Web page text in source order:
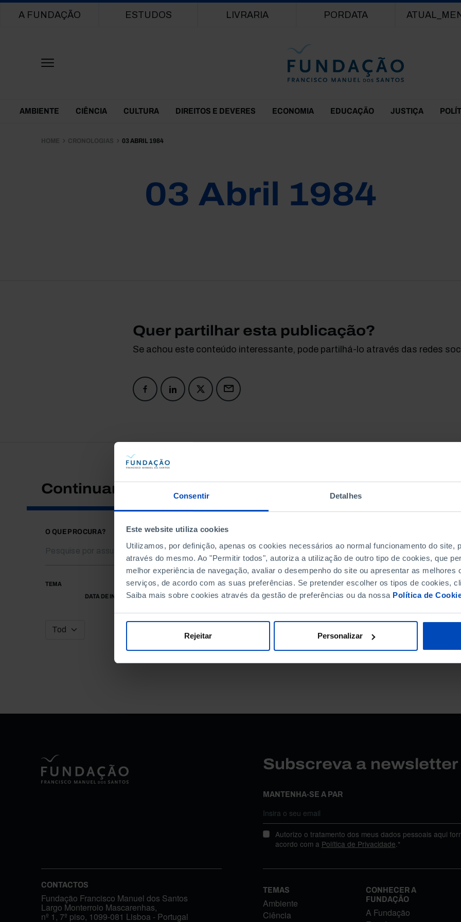
Consentir Detalhes
Este website utiliza cookies
Utilizamos, por definição, apenas os cookies necessários ao normal funcionamento do site,
através do mesmo. Ao "Permitir todos", autoriza a utilização de outro tipo de cookies, que
melhor experiência de navegação, avaliar o desempenho do site ou apresentar as melhores
serviços, de acordo com as suas preferências. Se pretender escolher os tipos de cookies,
Saiba mais sobre cookies através da gestão de preferências ou da nossa Política de
Rejeitar Personalizar
Main navigation
A FUNDAÇÃO ESTUDOS LIVRARIA PORDATA
Themes Menu
AMBIENTE CIÊNCIA CULTURA DIREITOS E DEVERES ECONOMIA EDUCAÇÃO JUSTIÇA
HOME CRONOLOGIAS 03 ABRIL 1984
03 Abril 1984
Quer partilhar esta publicação?
Se achou este conteúdo interessante, pode partilhá-lo através das redes
Continuar a pesquisar
O QUE PROCURA?
TEMA
DATA DE INÍCIO
DATA DE FIM
Subscreva a
MANTENHA-SE A PAR
Autorizo o tratamento dos meus dados pessoais aqui
acordo com a Política de Privacidade.*
CONTACTOS
Fundação Francisco Manuel dos Santos
Largo Monterroio Mascarenhas,
nº 1, 7º piso, 1099-081 Lisboa - Portugal
TEMAS
Ambiente
Ciência
CONHECER A
FUNDAÇÃO
A Fundação